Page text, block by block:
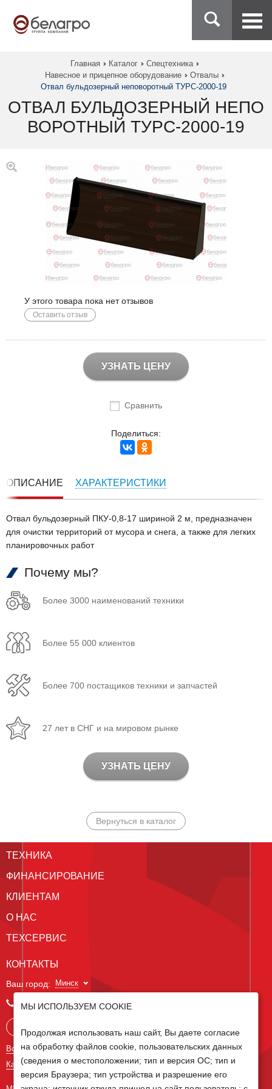
Главная Каталог
Спецтехника
Навесное и прицепное оборудование
Отвалы
Отвал бульдозерный неповоротный ТУРС-2000-19
ОТВАЛ БУЛЬДОЗЕРНЫЙ НЕПО
ВОРОТНЫЙ ТУРС-2000-19
У этого товара пока нет отзывов
Оставить отзыв
УЗНАТЬ ЦЕНУ
Сравнить
Поделиться:
ОПИСАНИЕ ХАРАКТЕРИСТИКИ
Отвал бульдозерный ПКУ-0,8-17 шириной 2 м, предназначен
для очистки территорий от мусора и снега, а также для легких
планировочных работ
Почему мы?
Более 3000 наименований техники
Более 55 000 клиентов
Более 700 постащиков техники и запчастей
27 лет в СНГ и на мировом рынке
УЗНАТЬ ЦЕНУ
Вернуться в каталог
ТЕХНИКА
ФИНАНСИРОВАНИЕ
КЛИЕНТАМ
О НАС
ТЕХСЕРВИС
КОНТАКТЫ
Ваш город: Минск
+375 29 238 97 34
Все контакты
Карта сайта
МЫ ИСПОЛЬЗУЕМ COOKIE
Продолжая использовать наш сайт, Вы даете согласие
на обработку файлов cookie, пользовательских данных
(сведения о местоположении; тип и версия ОС; тип и
версия Браузера; тип устройства и разрешение его